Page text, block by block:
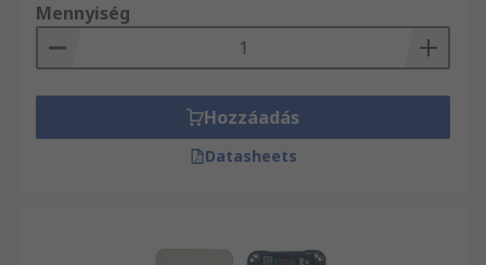
Mennyiség
Hozzáadás
Datasheets